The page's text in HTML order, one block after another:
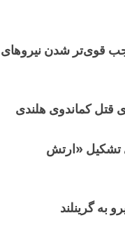
قوی‌تر شدن نیروهای
تشکیل «ارتش
به گرینلند